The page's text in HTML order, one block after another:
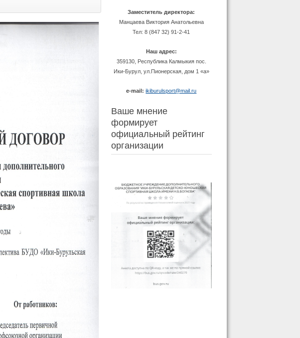
Заместитель директора:
Манцаева Виктория Анатольевна
Тел: 8 (847 32) 91-2-41
Наш адрес:
359130, Республика Калмыкия пос.
Ики-Бурул, ул.Пионерская, дом 1 «а»
e-mail: ikiburulsport@mail.ru
Ваше мнение
формирует
официальный рейтинг
организации